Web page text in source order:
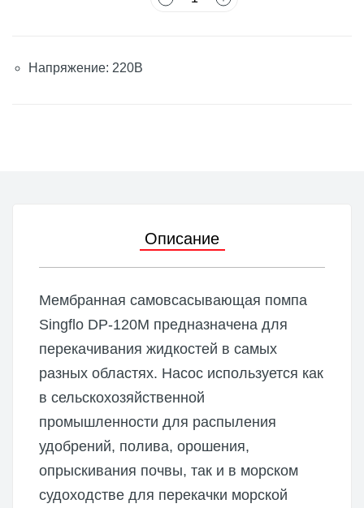
Напряжение: 220В
Описание
Мембранная самовсасывающая помпа
Singflo DP-120M предназначена для
перекачивания жидкостей в самых
разных областях. Насос используется как
в сельскохозяйственной
промышленности для распыления
удобрений, полива, орошения,
опрыскивания почвы, так и в морском
судоходстве для перекачки морской